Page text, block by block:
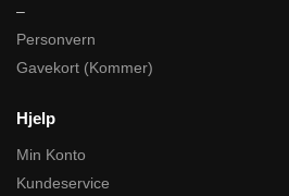
–
Personvern
Gavekort (Kommer)
Hjelp
Min Konto
Kundeservice